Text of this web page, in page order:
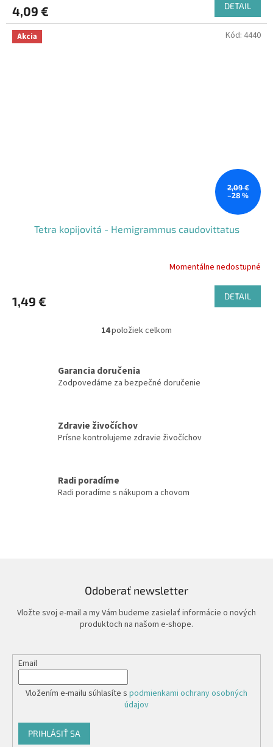
4,09 € DETAIL
Akcia
2,09 €
–28 %
Tetra kopijovitá - Hemigrammus caudovittatus
je
Momentálne nedostupné
1,49 € DETAIL
Kód: 4440
O
á
d
e
p
v
14položiek celkom
Garancia doručenia
Zodpovedáme za bezpečné doručenie
Zdravie živočíchov
Prísne kontrolujeme zdravie živočíchov
Radi poradíme
Radi poradíme s nákupom a chovom
Odoberať newsletter
Vložte svoj e-mail a my Vám budeme zasielať informácie o nových
produktoch na našom e-shope.
Email
Vložením e-mailu súhlasíte s podmienkami ochrany osobných
údajov
PRIHLÁSIŤ SA